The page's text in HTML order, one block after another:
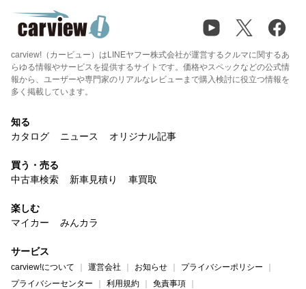
carview!（カービュー）はLINEヤフー株式会社が運営するクルマに関するあ
らゆる情報やサービスを提供するサイトです。価格やスペックなどの公式情
報から、ユーザーや専門家のリアルなレビューまで購入検討に役立つ情報を
多く掲載しています。
知る
カタログ
ニュース オリジナル記事
買う・売る
中古車検索
新車見積り 車買取
楽しむ
マイカー
みんカラ
サービス
carview!について 運営会社 お知らせ
プライバシーポリシー
プライバシーセンター
利用規約
免責事項